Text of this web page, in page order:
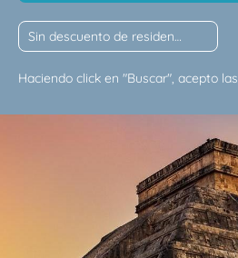
Haciendo click en "Buscar", acepto las